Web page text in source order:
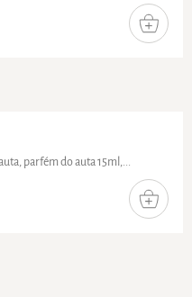
DO
KOŠÍKA
DO
KOŠÍKA
parfém do auta 15ml,...